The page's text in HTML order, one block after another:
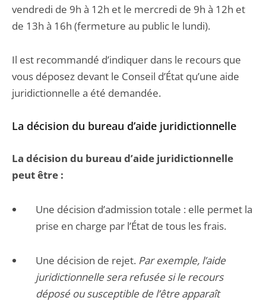
vendredi de 9h à 12h et le mercredi de 9h à 12h et
de 13h à 16h (fermeture au public le lundi).
Il est recommandé d’indiquer dans le recours que
vous déposez devant le Conseil d’État qu’une aide
juridictionnelle a été demandée.
La décision du bureau d’aide juridictionnelle
La décision du bureau d’aide juridictionnelle
peut être :
Une décision d’admission totale : elle permet la
prise en charge par l’État de tous les frais.
Une décision de rejet. Par exemple, l’aide
juridictionnelle sera refusée si le recours
déposé ou susceptible de l’être apparaît